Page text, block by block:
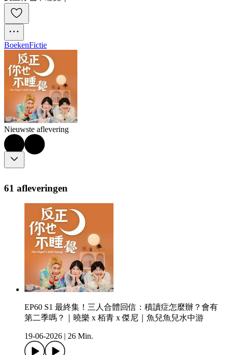
BoekenFictie
Nieuwste aflevering
61 afleveringen
EP60 S1 最終集！三人合體回信：積讀症怎麼辦？會有
第二季嗎？｜曉樂 x 栢青 x 傑尼｜魚兒魚兒水中游
19-06-2026 26 Min.